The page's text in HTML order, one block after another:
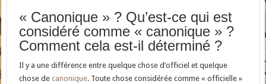
« Canonique » ? Qu’est-ce qui est
considéré comme « canonique » ?
Comment cela est-il déterminé ?
Il y a une différence entre quelque chose d’officiel et quelque
chose decanonique. Toute chose considérée comme « officielle »